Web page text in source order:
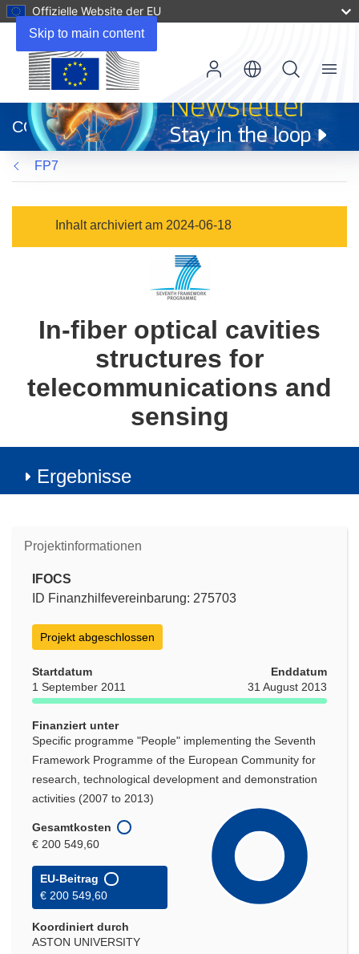
Skip to main content
Offizielle Website der EU
neuem
Fenster)
CORDIS
Menu
FP7
Inhalt archiviert am 2024-06-18
In-fiber optical cavities
structures for
telecommunications and
sensing
Ergebnisse
Projektinformationen
IFOCS
ID Finanzhilfevereinbarung: 275703
Projekt abgeschlossen
Startdatum
1 September 2011
Enddatum
31 August 2013
Finanziert unter
Specific programme "People" implementing the Seventh
Framework Programme of the European Community for
research, technological development and demonstration
activities (2007 to 2013)
Gesamtkosten
€ 200 549,60
EU-Beitrag
€ 200 549,60
Koordiniert durch
ASTON UNIVERSITY